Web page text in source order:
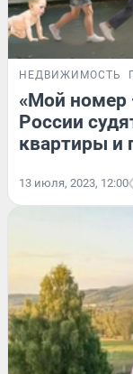
НЕДВИЖИМОСТЬ
«Мой номер
России
квартиры и
13 июля, 2023, 12:00